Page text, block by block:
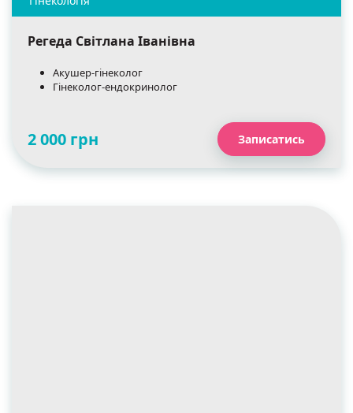
Регеда Світлана Іванівна
Акушер-гінеколог
Гінеколог-ендокринолог
2 000 грн Записатись